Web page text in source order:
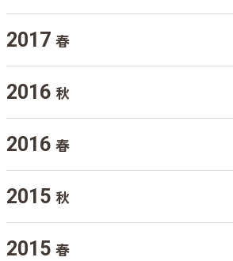
2017 春
2016 秋
2016 春
2015 秋
2015 春